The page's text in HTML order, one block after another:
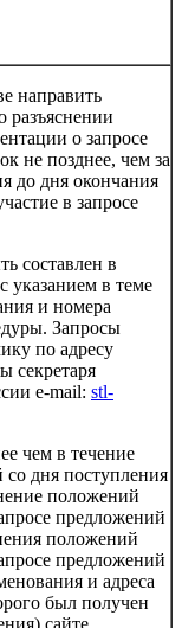
направить
разъяснении
о запросе
не позднее, чем за
до дня окончания
в запросе
составлен в
указанием в теме
и номера
Запросы
по адресу
секретаря
e-mail: stl-
чем в течение
со дня поступления
положений
предложений
положений
предложений
и адреса
был получен